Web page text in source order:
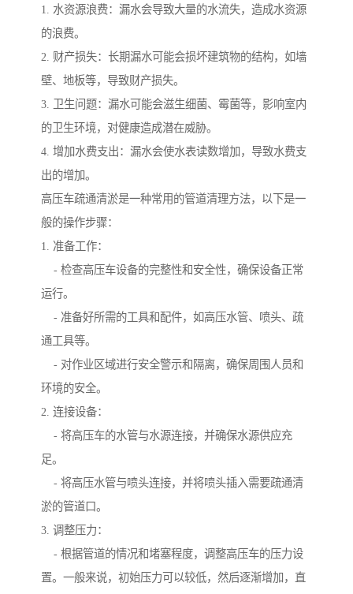
1. 水资源浪费：漏水会导致大量的水流失，造成水资源
的浪费。
2. 财产损失：长期漏水可能会损坏建筑物的结构，如墙
壁、地板等，导致财产损失。
3. 卫生问题：漏水可能会滋生细菌、霉菌等，影响室内
的卫生环境，对健康造成潜在威胁。
4. 增加水费支出：漏水会使水表读数增加，导致水费支
出的增加。
高压车疏通清淤是一种常用的管道清理方法，以下是一
般的操作步骤：
1. 准备工作：
- 检查高压车设备的完整性和安全性，确保设备正常
运行。
- 准备好所需的工具和配件，如高压水管、喷头、疏
通工具等。
- 对作业区域进行安全警示和隔离，确保周围人员和
环境的安全。
2. 连接设备：
- 将高压车的水管与水源连接，并确保水源供应充
足。
- 将高压水管与喷头连接，并将喷头插入需要疏通清
淤的管道口。
3. 调整压力：
- 根据管道的情况和堵塞程度，调整高压车的压力设
置。一般来说，初始压力可以较低，然后逐渐增加，直